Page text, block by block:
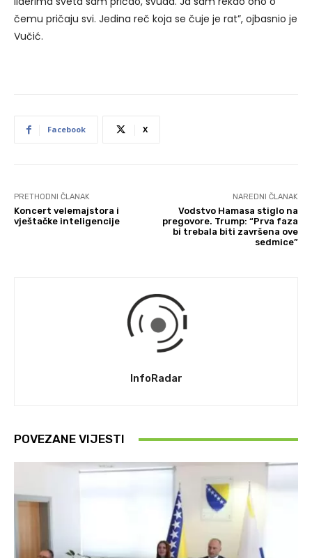
čemu pričaju svi. Jedina reč koja se čuje je rat”, ojbasnio je
Vučić.
Facebook X
PRETHODNI ČLANAK
Koncert velemajstora i
vještačke inteligencije
NAREDNI ČLANAK
Vodstvo Hamasa stiglo na
pregovore. Trump: “Prva faza
bi trebala biti završena ove
sedmice”
InfoRadar
POVEZANE VIJESTI